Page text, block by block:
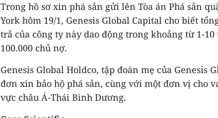
Trong hồ sơ xin phá sản gửi lên Tòa án Phá sản
York hôm 19/1, Genesis Global Capital cho biết
trả của công ty này dao động trong khoảng từ 1-
100.000 chủ nợ.
Genesis Global Holdco, tập đoàn mẹ của Genesis
đơn xin bảo hộ phá sản, cùng với một đơn vị cho
vực châu Á-Thái Bình Dương.